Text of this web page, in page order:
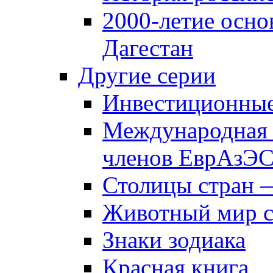
2000-летие
Дагестан
Другие серии
Международная
членов
Столицы стран
Животный мир
Знаки зодиака
Красная книга